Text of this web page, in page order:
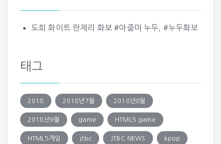
도희 화이트 란제리 화보 #아줌마 누두, #누두화보
태그
2018 2018년7월 2018년8월
2018년9월 game HTML5 game
HTML5게임 jtbc JTBC NEWS kpop